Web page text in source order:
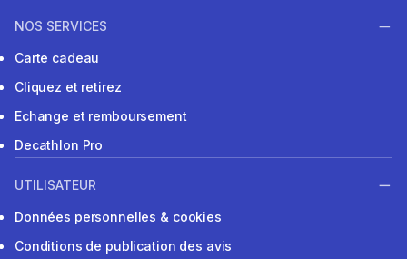
NOS SERVICES
Carte cadeau
Cliquez et retirez
Echange et remboursement
Decathlon Pro
UTILISATEUR
Données personnelles & cookies
Conditions de publication des avis